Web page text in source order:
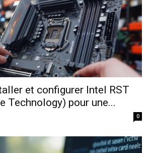
et configurer Intel RST
Technology) pour une...
0